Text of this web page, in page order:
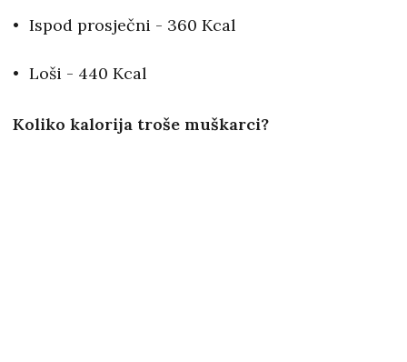
Ispod prosječni - 360 Kcal
Loši - 440 Kcal
Koliko kalorija troše muškarci?